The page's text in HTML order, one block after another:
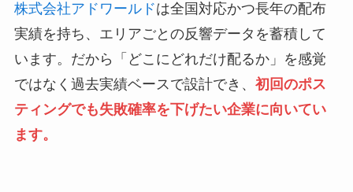
株式会社アドワールドは全国対応かつ長年の配布
実績を持ち、エリアごとの反響データを蓄積して
います。だから「どこにどれだけ配るか」を感覚
ではなく過去実績ベースで設計でき、 初回のポス
ティングでも失敗確率を下げたい企業に向いてい
ます。